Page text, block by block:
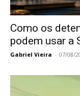
Como os
podem usar a
Gabriel Vieira - 07/08/